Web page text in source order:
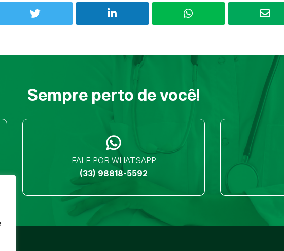
Sempre perto de você!
FALE POR WHATSAPP
(33) 98818-5592